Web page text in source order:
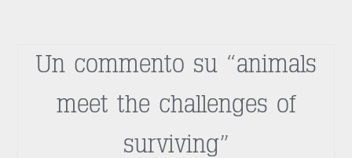
Un commento su “animals
meet the challenges of
surviving”